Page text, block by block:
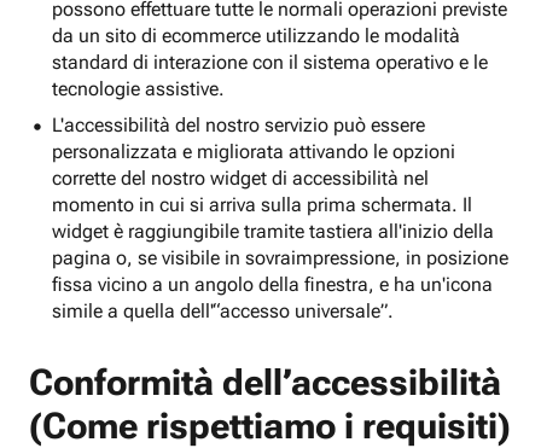
possono effettuare tutte le normali operazioni previste
da un sito di ecommerce utilizzando le modalità
standard di interazione con il sistema operativo e le
tecnologie assistive.
L'accessibilità del nostro servizio può essere
personalizzata e migliorata attivando le opzioni
corrette del nostro widget di accessibilità nel
momento in cui si arriva sulla prima schermata. Il
widget è raggiungibile tramite tastiera all'inizio della
pagina o, se visibile in sovraimpressione, in posizione
fissa vicino a un angolo della finestra, e ha un'icona
simile a quella dell'“accesso universale”.
Conformità dell’accessibilità
(Come rispettiamo i requisiti)